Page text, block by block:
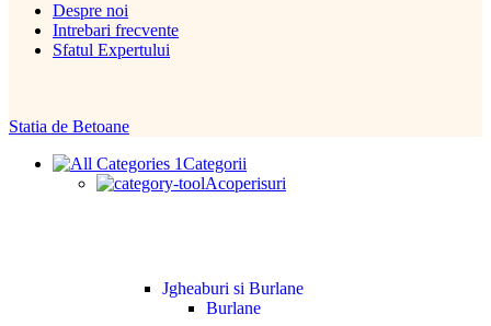
Despre noi
Intrebari frecvente
Sfatul Expertului
Statia de Betoane
Categorii
Acoperisuri
Jgheaburi si Burlane
Burlane